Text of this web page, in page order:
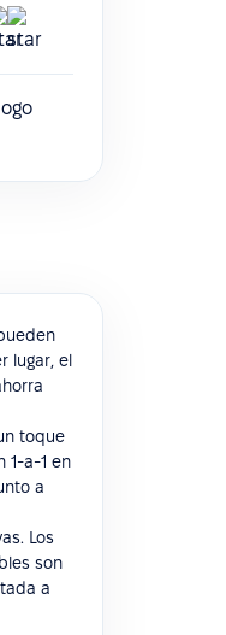
lugar, el
toque
1-a-1 en
a
Los
son
a